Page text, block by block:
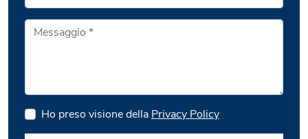
Ho preso visione della Privacy Policy